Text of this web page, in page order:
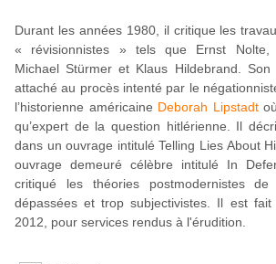
Durant les années 1980, il critique les
« révisionnistes » tels que Ernst Nolte,
Michael Stürmer et Klaus Hildebrand.
attaché au procès intenté par le
l’historienne américaine Deborah Lipstadt
qu’expert de la question hitlérienne. Il
dans un ouvrage intitulé Telling Lies About
ouvrage demeuré célèbre intitulé In
critiqué les théories postmodernistes de
dépassées et trop subjectivistes. Il est
2012, pour services rendus à l'érudition.